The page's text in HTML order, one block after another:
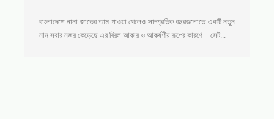
বাংলাদেশে নানা জাতের আম পাওয়া গেলেও সাম্প্রতিক বছরগুলোতে একটি নতুন
নাম সবার নজর কেড়েছে এর বিরল আকার ও আকর্ষণীয় রূপের কারণে— সেট...